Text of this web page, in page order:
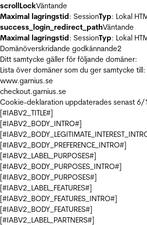
scrollLockVäntande
Maximal lagringstid: SessionTyp: Lokal
success_login_redirect_pathVäntande
Maximal lagringstid: SessionTyp: Lokal
Domänöverskridande godkännande2
Ditt samtycke gäller för följande domäner:
Lista över domäner som du ger samtycke till:
www.garnius.se
checkout.garnius.se
Cookie-deklaration uppdaterades senast
[#IABV2_TITLE#]
[#IABV2_BODY_INTRO#]
[#IABV2_BODY_PREFERENCE_INTRO#]
[#IABV2_LABEL_PURPOSES#]
[#IABV2_BODY_PURPOSES_INTRO#]
[#IABV2_BODY_PURPOSES#]
[#IABV2_LABEL_FEATURES#]
[#IABV2_BODY_FEATURES_INTRO#]
[#IABV2_BODY_FEATURES#]
[#IABV2_LABEL_PARTNERS#]